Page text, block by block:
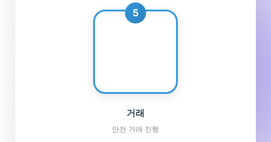
5
거래
안전 거래 진행